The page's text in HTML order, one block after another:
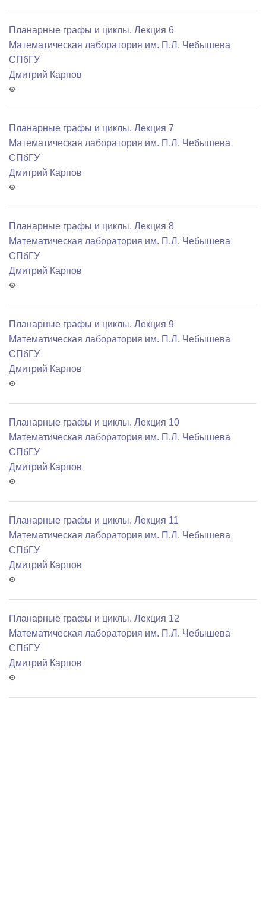
Планарные графы и циклы. Лекция 6
Математичеcкая лаборатория им. П.Л. Чебышева
СПбГУ
Дмитрий Карпов
Планарные графы и циклы. Лекция 7
Математичеcкая лаборатория им. П.Л. Чебышева
СПбГУ
Дмитрий Карпов
Планарные графы и циклы. Лекция 8
Математичеcкая лаборатория им. П.Л. Чебышева
СПбГУ
Дмитрий Карпов
Планарные графы и циклы. Лекция 9
Математичеcкая лаборатория им. П.Л. Чебышева
СПбГУ
Дмитрий Карпов
Планарные графы и циклы. Лекция 10
Математичеcкая лаборатория им. П.Л. Чебышева
СПбГУ
Дмитрий Карпов
Планарные графы и циклы. Лекция 11
Математичеcкая лаборатория им. П.Л. Чебышева
СПбГУ
Дмитрий Карпов
Планарные графы и циклы. Лекция 12
Математичеcкая лаборатория им. П.Л. Чебышева
СПбГУ
Дмитрий Карпов